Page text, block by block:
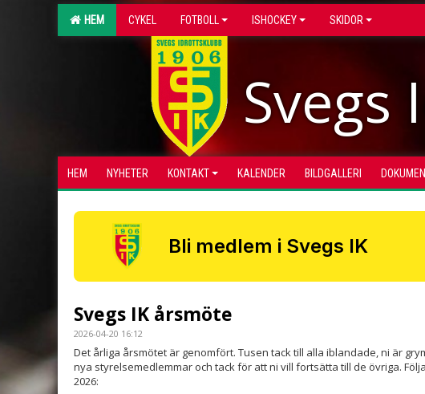
HEM CYKEL FOTBOLL ISHOCKEY SKIDOR
HEM NYHETER KONTAKT KALENDER BILDGALLERI
Bli medlem i Svegs IK
Svegs IK årsmöte
2026-04-20 16:12
Det årliga årsmötet är genomfört. Tusen tack till alla iblandade, ni är
nya styrelsemedlemmar och tack för att ni vill fortsätta till de övriga.
2026: